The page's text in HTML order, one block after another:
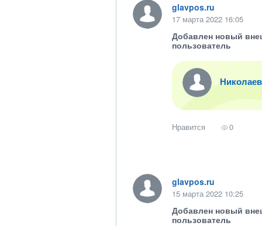
glavpos.ru
17 марта 2022 16:05
Добавлен новый
пользователь
Нравится 0
glavpos.ru
15 марта 2022 10:25
Добавлен новый
пользователь